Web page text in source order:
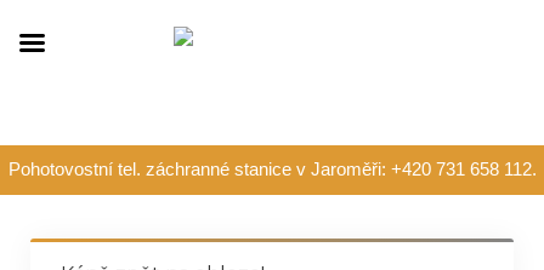
Pohotovostní tel. záchranné stanice v Jaroměři: +420 731 658 112.